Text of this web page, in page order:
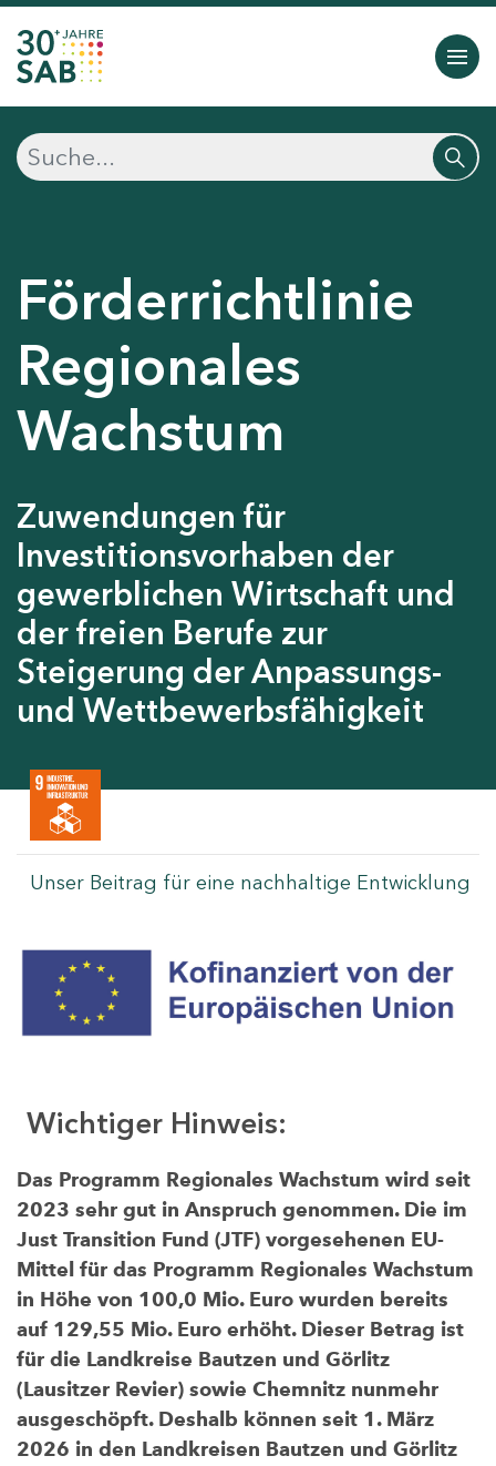
Förderrichtlinie
Regionales
Wachstum
Zuwendungen für
Investitionsvorhaben der
gewerblichen Wirtschaft und
der freien Berufe zur
Steigerung der Anpassungs-
und Wettbewerbsfähigkeit
Unser Beitrag für eine nachhaltige Entwicklung
Wichtiger Hinweis:
Das Programm Regionales Wachstum wird seit
2023 sehr gut in Anspruch genommen. Die im
Just Transition Fund (JTF) vorgesehenen EU-
Mittel für das Programm Regionales Wachstum
in Höhe von 100,0 Mio. Euro wurden bereits
auf 129,55 Mio. Euro erhöht. Dieser Betrag ist
für die Landkreise Bautzen und Görlitz
(Lausitzer Revier) sowie Chemnitz nunmehr
ausgeschöpft. Deshalb können seit 1. März
2026 in den Landkreisen Bautzen und Görlitz